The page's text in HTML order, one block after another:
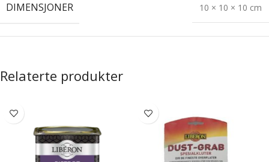
DIMENSJONER 10 × 10 × 10 cm
Relaterte produkter